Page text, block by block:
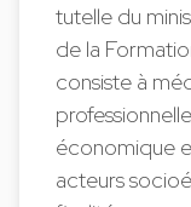
tutelle du
de la
consiste à
économique
acteurs